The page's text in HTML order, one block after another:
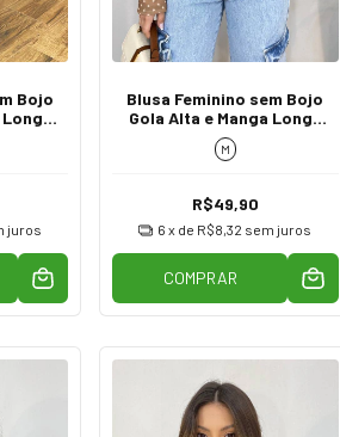
Bojo
Longa
juros
Blusa Feminino sem Bojo
Gola Alta e Manga Longa
de Tule Poá
M
R$49,90
6 x de R$8,32 sem juros
COMPRAR